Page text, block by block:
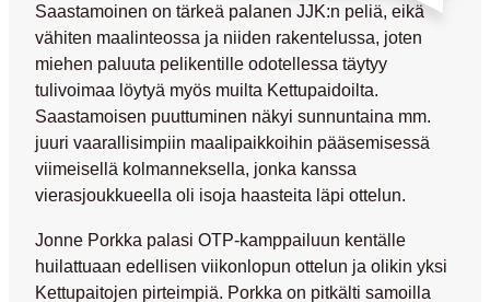
Saastamoinen on tärkeä palanen JJK:n peliä, eikä
vähiten maalinteossa ja niiden rakentelussa, joten
miehen paluuta pelikentille odotellessa täytyy
tulivoimaa löytyä myös muilta Kettupaidoilta.
Saastamoisen puuttuminen näkyi sunnuntaina mm.
juuri vaarallisimpiin maalipaikkoihin pääsemisessä
viimeisellä kolmanneksella, jonka kanssa
vierasjoukkueella oli isoja haasteita läpi ottelun.
Jonne Porkka palasi OTP-kamppailuun kentälle
huilattuaan edellisen viikonlopun ottelun ja olikin yksi
Kettupaitojen pirteimpiä. Porkka on pitkälti samoilla